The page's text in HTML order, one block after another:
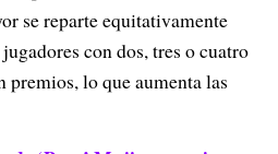
se reparte equitativamente
con dos, tres o cuatro
premios, lo que aumenta las